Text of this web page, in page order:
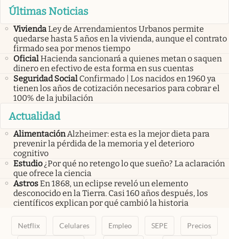
Últimas Noticias
ViviendaLey de Arrendamientos Urbanos permite
quedarse hasta 5 años en la vivienda, aunque el contrato
firmado sea por menos tiempo
OficialHacienda sancionará a quienes metan o saquen
dinero en efectivo de esta forma en sus cuentas
Seguridad Social Confirmado | Los nacidos en 1960 ya
tienen los años de cotización necesarios para cobrar el
100% de la jubilación
Actualidad
AlimentaciónAlzheimer: esta es la mejor dieta para
prevenir la pérdida de la memoria y el deterioro
cognitivo
Estudio¿Por qué no retengo lo que sueño? La aclaración
que ofrece la ciencia
AstrosEn 1868, un eclipse reveló un elemento
desconocido en la Tierra. Casi 160 años después, los
científicos explican por qué cambió la historia
Netflix Celulares Empleo SEPE Precios